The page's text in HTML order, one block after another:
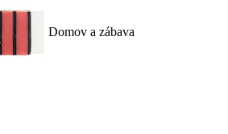
Domov a zábava